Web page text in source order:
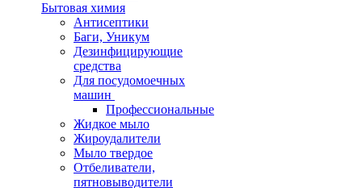
Бытовая химия
Антисептики
Баги, Уникум
Дезинфицирующие
средства
Для посудомоечных
машин
Профессиональные
Жидкое мыло
Жироудалители
Мыло твердое
Отбеливатели,
пятновыводители